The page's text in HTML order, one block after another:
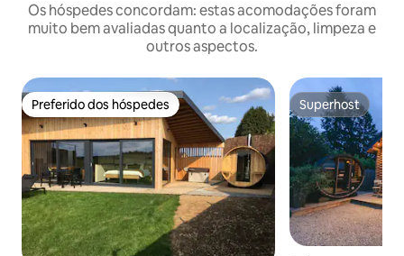
Os hóspedes concordam: estas acomodações foram
muito bem avaliadas quanto a localização, limpeza e
outros aspectos.
Preferido dos hóspedes
Preferido dos hóspedes Superhost
Superhost